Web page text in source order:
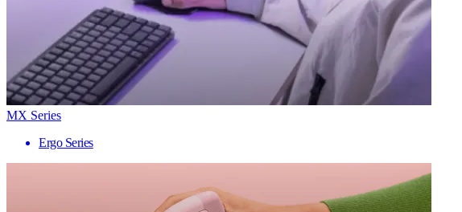
MX Series
Ergo Series